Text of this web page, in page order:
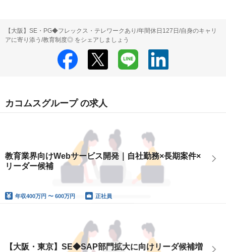
【大阪】SE・PG◆フレックス・テレワークあり/年間休日127日/自身のキャリ
アに寄り添う/教育制度◎ をシェアしましょう
カコムスグループ の求人
教育業界向けWebサービス開発｜自社勤務×長期案件×
リーダー候補
年収400万円 〜 600万円 正社員
【大阪・東京】SE◆SAP部門拡大に向けリーダ候補増